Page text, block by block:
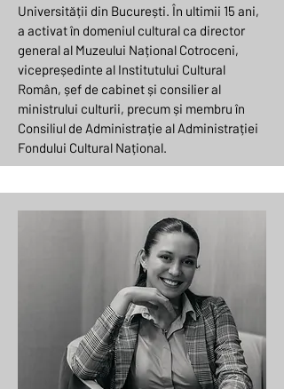
Universității din București. În ultimii 15 ani,
a activat în domeniul cultural ca director
general al Muzeului Național Cotroceni,
vicepreședinte al Institutului Cultural
Român, șef de cabinet și consilier al
ministrului culturii, precum și membru în
Consiliul de Administrație al Administrației
Fondului Cultural Național.